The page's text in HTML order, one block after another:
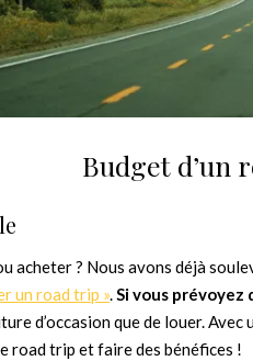
Budget d’un
acheter ? Nous avons déjà
un road trip ».Si vous prévoyez
d’occasion que de louer.
road trip et faire des bénéfices !